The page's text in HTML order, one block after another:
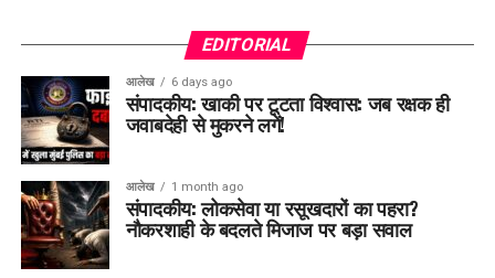
EDITORIAL
आलेख 6 days ago
संपादकीय: खाकी पर टूटता विश्वास: जब रक्षक ही
जवाबदेही से मुकरने लगें!
आलेख 1 month ago
संपादकीय: लोकसेवा या रसूखदारों का पहरा?
नौकरशाही के बदलते मिजाज पर बड़ा सवाल